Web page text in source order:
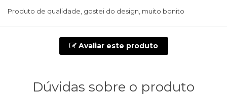
Produto de qualidade, gostei do design, muito bonito
Avaliar este produto
Dúvidas sobre o produto